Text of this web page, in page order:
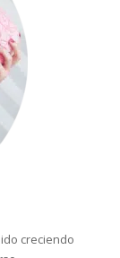
creciendo